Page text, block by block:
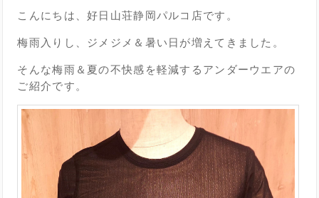
こんにちは、好日山荘静岡パルコ店です。
梅雨入りし、ジメジメ＆暑い日が増えてきました。
そんな梅雨＆夏の不快感を軽減するアンダーウエアの
ご紹介です。